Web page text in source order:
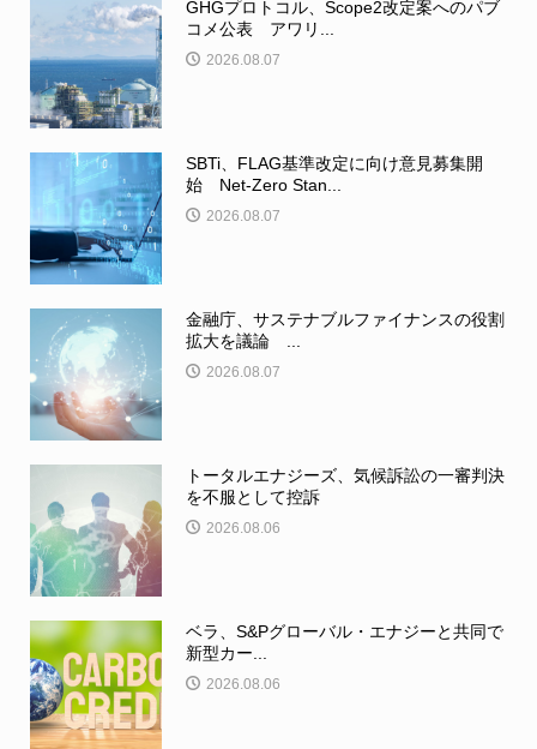
GHGプロトコル、Scope2改定案へのパブ
コメ公表 アワリ...
2026.08.07
SBTi、FLAG基準改定に向け意見募集開
始 Net-Zero Stan...
2026.08.07
金融庁、サステナブルファイナンスの役割
拡大を議論 ...
2026.08.07
トータルエナジーズ、気候訴訟の一審判決
を不服として控訴
2026.08.06
ベラ、S&Pグローバル・エナジーと共同で
新型カー...
2026.08.06